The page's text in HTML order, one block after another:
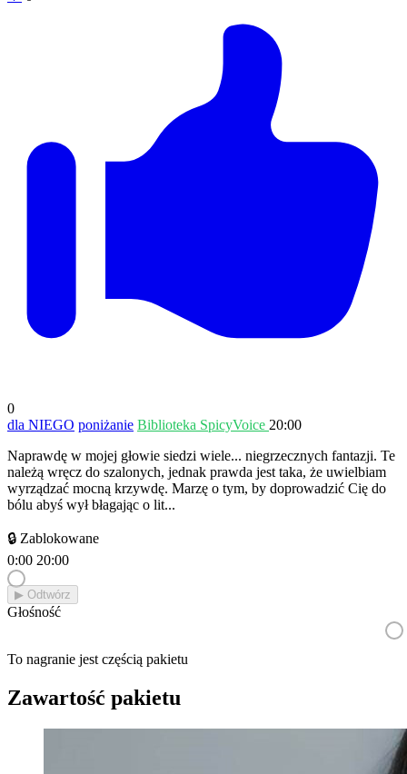
0
dla NIEGO poniżanie Biblioteka SpicyVoice 20:00
Naprawdę w mojej głowie siedzi wiele... niegrzecznych fantazji. Te
należą wręcz do szalonych, jednak prawda jest taka, że uwielbiam
wyrządzać mocną krzywdę. Marzę o tym, by doprowadzić Cię do
bólu abyś wył błagając o lit...
🔒 Zablokowane
0:00 20:00
▶︎ Odtwórz
Głośność
To nagranie jest częścią pakietu
Zawartość pakietu